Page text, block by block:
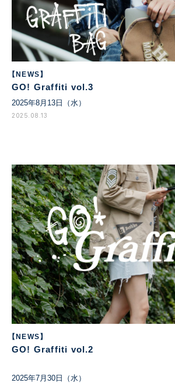
【NEWS】
GO! Graffiti vol.3
2025年8月13日（水）
2025.08.13
【NEWS】
GO! Graffiti vol.2
2025年7月30日（水）